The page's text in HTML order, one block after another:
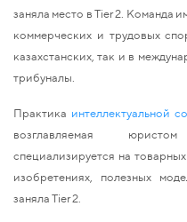
заняла место вTier2. Команда
коммерческих и трудовых
казахстанских, так и в
трибуналы.
Практика интеллектуальной
возглавляемая
специализируется на
изобретениях, полезных
занялаTier2.